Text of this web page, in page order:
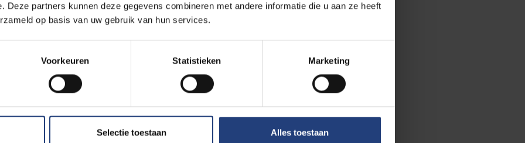
Deze partners kunnen deze gegevens combineren met andere informatie die u aan ze heeft
op basis van uw gebruik van hun services.
Voorkeuren Statistieken Marketing
Selectie toestaan Alles toestaan
vicerector Innovatie & Valorisatie Hugo Thienpont. “En de VUB krijgt de kans
toetsen. Onze universiteit is Alex Agnew bijzonder dankbaar voor zijn
voor het onderzoek naar een therapie tegen kankerherval en